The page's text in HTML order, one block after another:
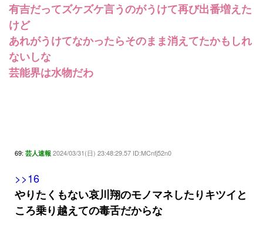
有吉だってズケズケ言うのがうけて再び出番増えた
けど
あれがうけてなかったらそのまま消えてたかもしれ
ないしな
芸能界は水物だわ
69: 芸人速報 2024/03/31(日) 23:48:29.57 ID:MCnfj52n0
>>16
やりたくもない哀川翔のモノマネしたりキツイと
ころ乗り越えての毒舌だからな